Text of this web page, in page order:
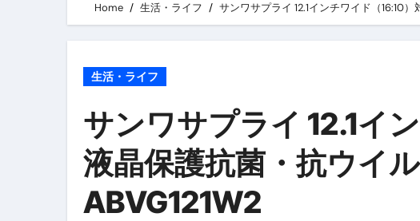
【美容】ダイエットに対する私の考え方
【1日ダイエットルーティン】運動なし
リサイクル業者の無料回収・無料査定は
山梨県震度6弱と富士山噴火の関係｜最新
青森県震度6とベネゼエラM7級地震の関
Cookie同意管理ツール「STRIGHT」取り
Home 生活・ライフ サンワサプライ 12.1インチワイド（16:10
生活・ライフ
サンワサプライ 12.1イ
液晶保護抗菌・抗ウイ
ABVG121W2